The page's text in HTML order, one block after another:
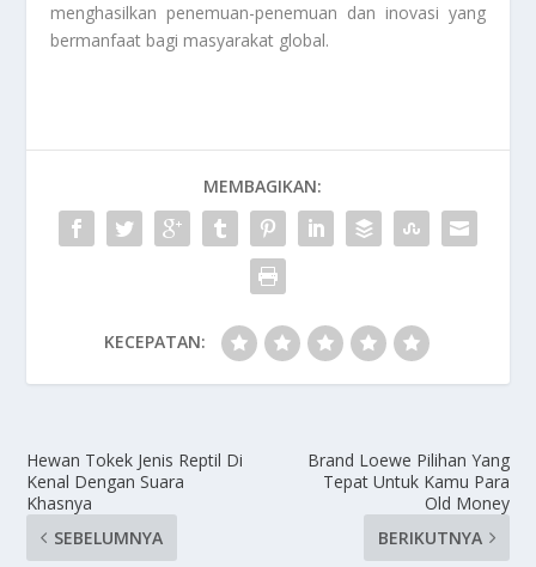
menghasilkan penemuan-penemuan dan inovasi yang
bermanfaat bagi masyarakat global.
MEMBAGIKAN:
KECEPATAN:
Hewan Tokek Jenis Reptil Di
Kenal Dengan Suara
Khasnya
SEBELUMNYA
Brand Loewe Pilihan Yang
Tepat Untuk Kamu Para
Old Money
BERIKUTNYA